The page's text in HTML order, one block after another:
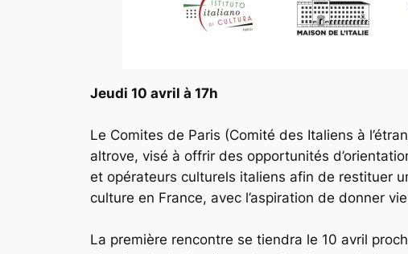
Jeudi 10 avril à 17h
Le Comites de Paris (Comité des Italiens à
altrove, visé à offrir des opportunités
et opérateurs culturels italiens afin de restituer
culture en France, avec l’aspiration de donner
La première rencontre se tiendra le 10 avril